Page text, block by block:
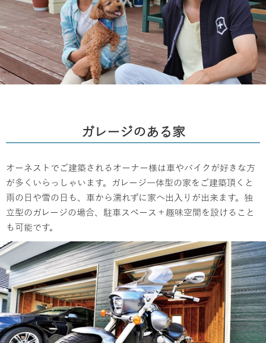
ガレージのある家
オーネストでご建築されるオーナー様は車やバイクが好きな方
が多くいらっしゃいます。ガレージ一体型の家をご建築頂くと
雨の日や雪の日も、車から濡れずに家へ出入りが出来ます。独
立型のガレージの場合、駐車スペース＋趣味空間を設けること
も可能です。